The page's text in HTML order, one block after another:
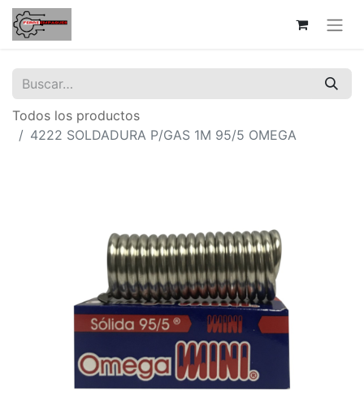
Todos los productos
4222 SOLDADURA P/GAS 1M 95/5 OMEGA